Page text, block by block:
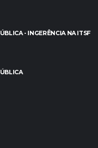
- INGERÊNCIA NA ITSF